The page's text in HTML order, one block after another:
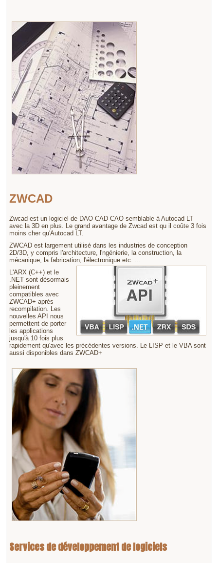
ZWCAD ​
Zwcad est un logiciel de DAO CAD CAO semblable à Autocad LT
avec la 3D en plus. Le grand avantage de Zwcad est qu il coûte 3 fois
moins cher qu'Autocad LT.
ZWCAD est largement utilisé dans les industries de conception
2D/3D, y compris l'architecture, l'ngénierie, la construction, la
mécanique, la fabrication, l'électronique etc. ...
L'ARX (C++) et le
.NET sont désormais
pleinement
compatibles avec
ZWCAD+ après
recompilation. Les
nouvelles API nous
permettent de porter
les applications
jusqu'à 10 fois plus
rapidement qu'avec les précédentes versions. Le LISP et le VBA sont
aussi disponibles dans ZWCAD+
Services de développement de logiciels